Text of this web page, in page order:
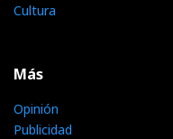
Cultura
Más
Opinión
Publicidad